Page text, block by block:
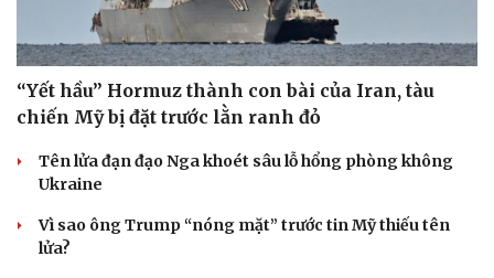
“Yết hầu” Hormuz thành con bài của Iran, tàu
chiến Mỹ bị đặt trước lằn ranh đỏ
Tên lửa đạn đạo Nga khoét sâu lỗ hổng phòng không
Ukraine
Vì sao ông Trump “nóng mặt” trước tin Mỹ thiếu tên
lửa?